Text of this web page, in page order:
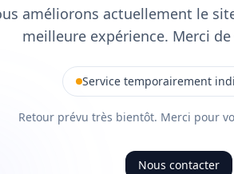
améliorons actuellement le
meilleure expérience. Merci
Service temporairement
Retour prévu très bientôt. Merci pour
Nous contacter